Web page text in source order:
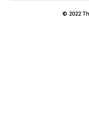
© 2022